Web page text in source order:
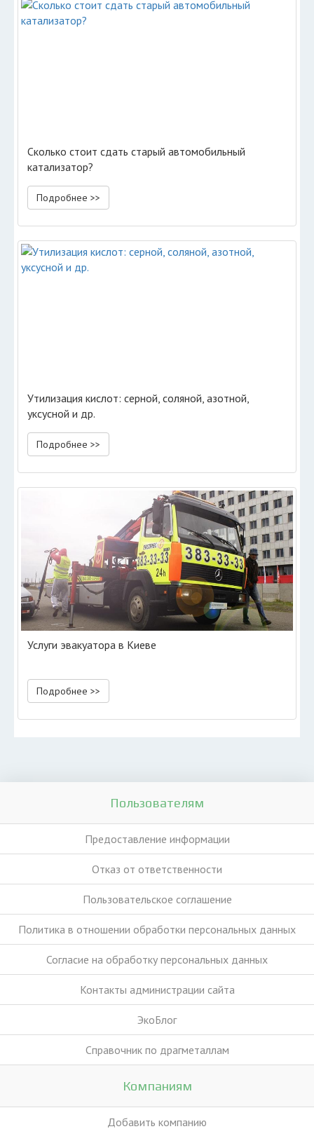
Сколько стоит сдать старый автомобильный
катализатор?
Подробнее >>
Утилизация кислот: серной, соляной, азотной,
уксусной и др.
Подробнее >>
Услуги эвакуатора в Киеве
Подробнее >>
Пользователям
Предоставление информации
Отказ от ответственности
Пользовательское соглашение
Политика в отношении обработки персональных данных
Согласие на обработку персональных данных
Контакты администрации сайта
ЭкоБлог
Справочник по драгметаллам
Компаниям
Добавить компанию